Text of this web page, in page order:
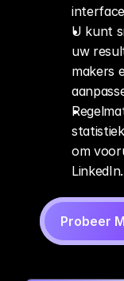
U kunt
uw
makers
om
LinkedIn.
Probeer